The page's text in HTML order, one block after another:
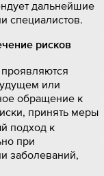
дальнейшие
специалистов.
рисков
или
обращение к
принять меры
подход к
при
заболеваний,